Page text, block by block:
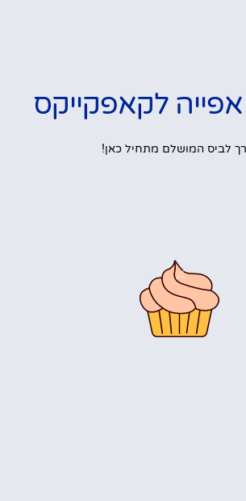
אפייה לקאפקייקס
לביס המושלם מתחיל כאן!